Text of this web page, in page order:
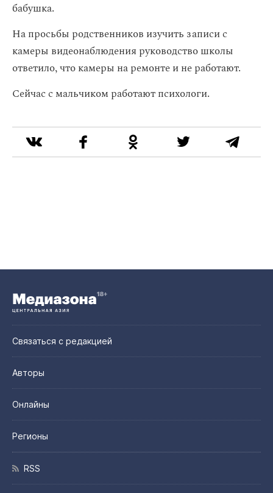
бабушка.
На просьбы родственников изучить записи с
камеры видеонаблюдения руководство школы
ответило, что камеры на ремонте и не работают.
Сейчас с мальчиком работают психологи.
Связаться с редакцией
Авторы
Онлайны
Регионы
RSS